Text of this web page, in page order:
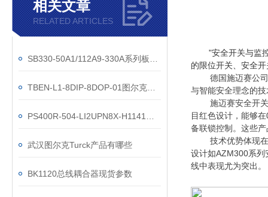
相关文章
RELATED ARTICLES
武汉图尔克Turck产品有哪些
BK1120总线耦合器现货参数
"安全开关与监
的限位开关、安全
德国施迈赛公
与智能安全理念的
施迈赛安全开
目红色设计，能够
备联锁控制。这些
技术优势体现
设计如AZM300系列
线中表现尤为突出。